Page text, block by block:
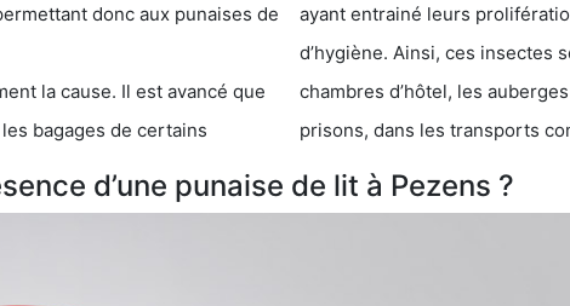
punaises de
Il est avancé que
de certains
ayant entrainé leurs
d’hygiène. Ainsi, ces insectes
chambres d’hôtel, les auberges de
prisons, dans les transports
d’une punaise de lit à Pezens ?